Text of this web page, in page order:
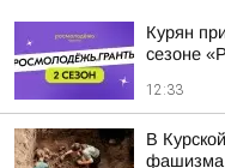
Курян
сезоне
12:33
В
фашизма